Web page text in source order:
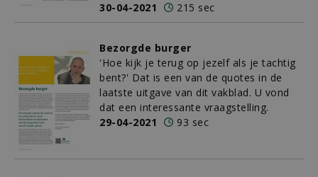
30-04-2021
215 sec
Bezorgde burger
'Hoe kijk je terug op jezelf als je tachtig
bent?' Dat is een van de quotes in de
laatste uitgave van dit vakblad. U vond
dat een interessante vraagstelling.
29-04-2021
93 sec